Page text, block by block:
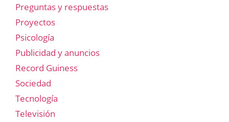
Preguntas y respuestas
Proyectos
Psicología
Publicidad y anuncios
Record Guiness
Sociedad
Tecnología
Televisión